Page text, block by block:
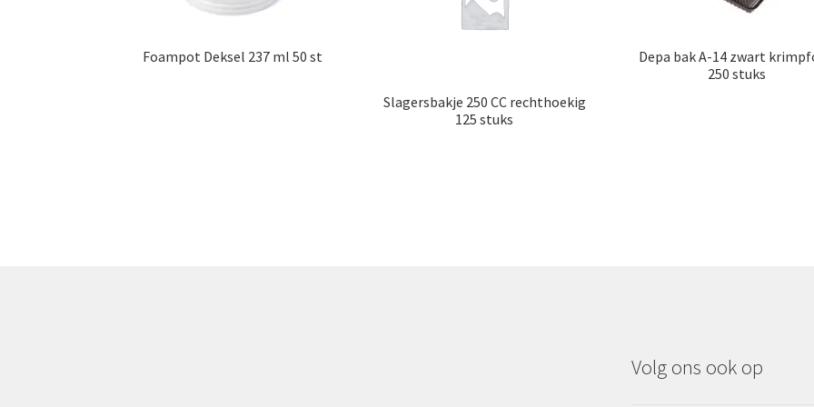
Foampot Deksel 237 ml 50 st
Slagersbakje 250 CC rechthoekig
125 stuks
Depa bak A-14 zwart
250 stuks
Volg ons ook op